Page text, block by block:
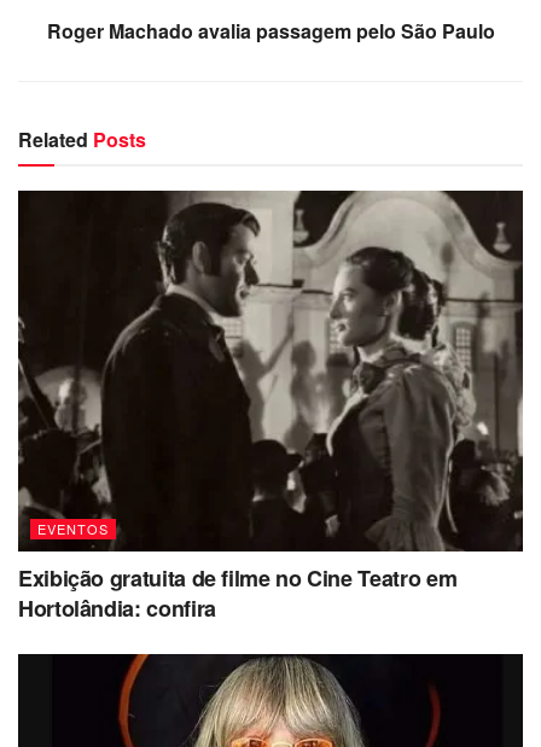
Roger Machado avalia passagem pelo São Paulo
Related Posts
EVENTOS
Exibição gratuita de filme no Cine Teatro em
Hortolândia: confira